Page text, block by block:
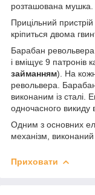
розташована мушка.
Прицільний
кріпиться двома
Барабан револьвера
і вміщує 9 патронів
займанням). На
револьвера.
виконаним із сталі.
одночасного викиду
Одним з основних
механізм, виконаний
Приховати